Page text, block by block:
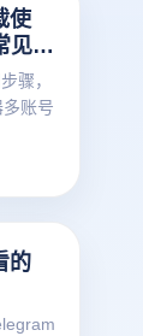
使
见问
骤，
账号
的